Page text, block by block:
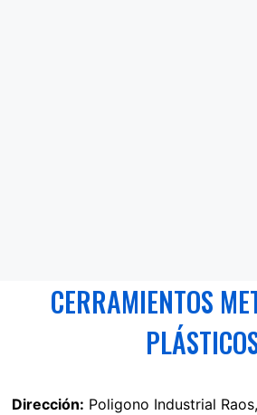
CERRAMIENTOS
Dirección: Poligono Industrial